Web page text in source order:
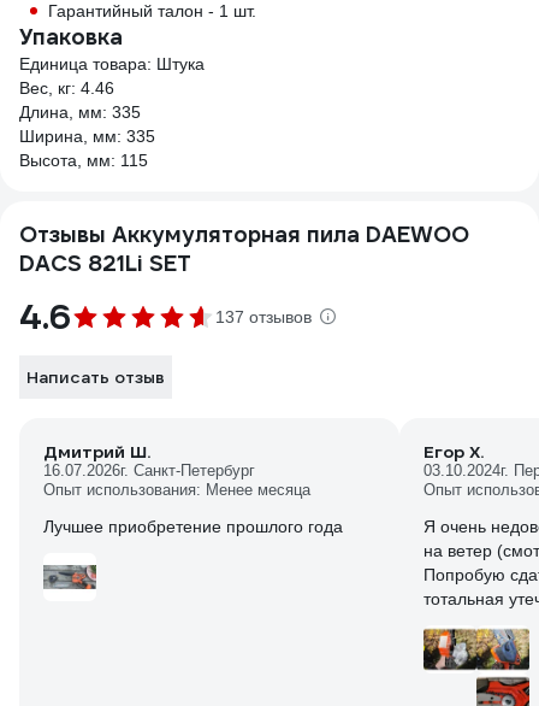
Гарантийный талон - 1 шт.
Упаковка
Единица товара: Штука
Вес, кг: 4.46
Длина, мм: 335
Ширина, мм: 335
Высота, мм: 115
Отзывы Аккумуляторная пила DAEWOO
DACS 821Li SET
4.6 137 отзывов
Написать отзыв
Дмитрий Ш.
16.07.2026г. Санкт-Петербург
Опыт использования: Менее месяца
Лучшее приобретение прошлого года
Егор Х.
03.10.2024г.
Опыт
Я очень
на ветер
Попробую
тотальная
недостаток,
расходам на
загрязнению